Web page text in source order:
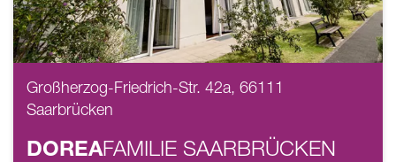
Großherzog-Friedrich-Str. 42a, 66111
Saarbrücken
DOREAFAMILIE SAARBRÜCKEN